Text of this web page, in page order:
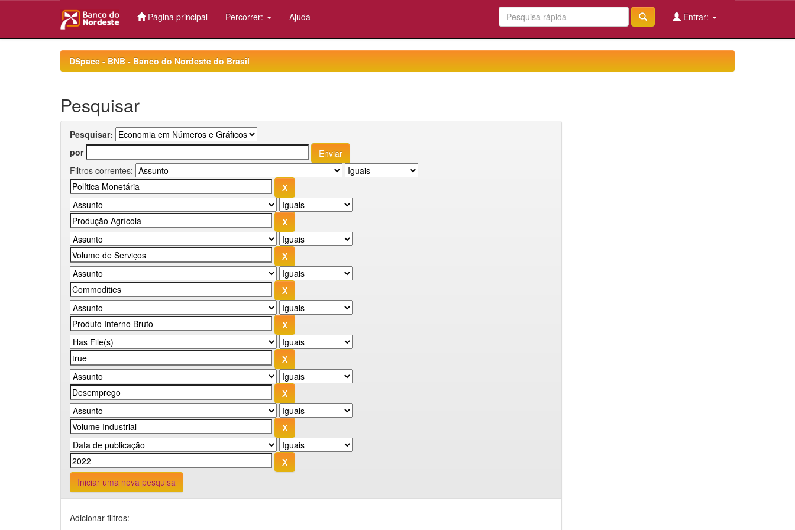
Página principal Percorrer: Ajuda Entrar:
DSpace - BNB - Banco do Nordeste do Brasil
Pesquisar
Pesquisar:
por
Filtros correntes:
Iniciar uma nova pesquisa
Adicionar filtros: